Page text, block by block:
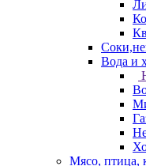
Вода и
Мясо, птица,